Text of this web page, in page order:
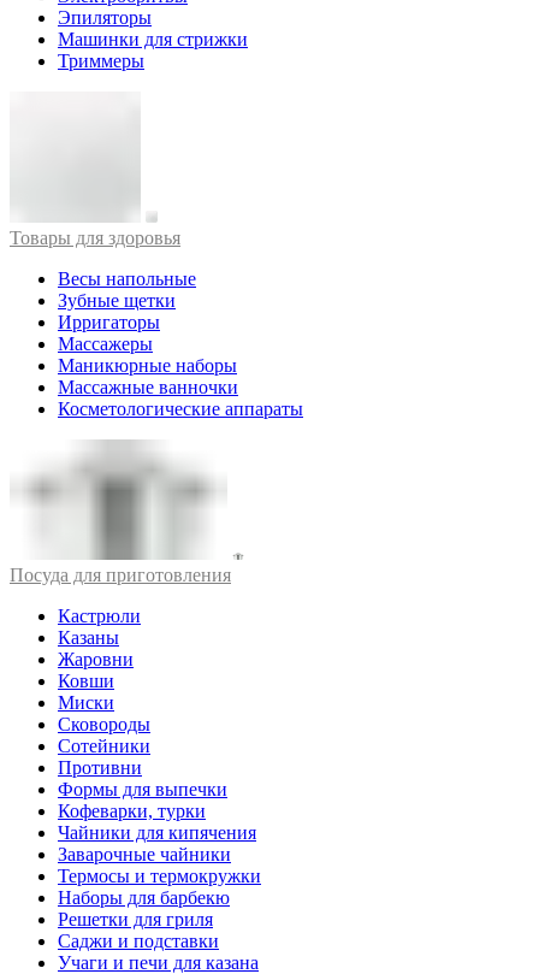
Эпиляторы
Машинки для стрижки
Триммеры
Товары для здоровья
Весы напольные
Зубные щетки
Ирригаторы
Массажеры
Маникюрные наборы
Массажные ванночки
Косметологические аппараты
Посуда для приготовления
Кастрюли
Казаны
Жаровни
Ковши
Миски
Сковороды
Сотейники
Противни
Формы для выпечки
Кофеварки, турки
Чайники для кипячения
Заварочные чайники
Термосы и термокружки
Наборы для барбекю
Решетки для гриля
Саджи и подставки
Учаги и печи для казана